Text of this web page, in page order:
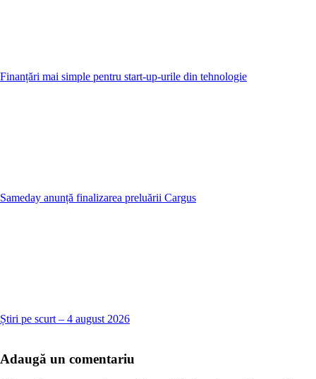
Finanțări mai simple pentru start-up-urile din tehnologie
Sameday anunță finalizarea preluării Cargus
Știri pe scurt – 4 august 2026
Adaugă un comentariu